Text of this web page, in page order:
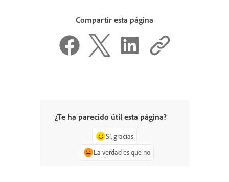
Compartir esta página
¿Te ha parecido útil esta página?
Sí, gracias
La verdad es que no